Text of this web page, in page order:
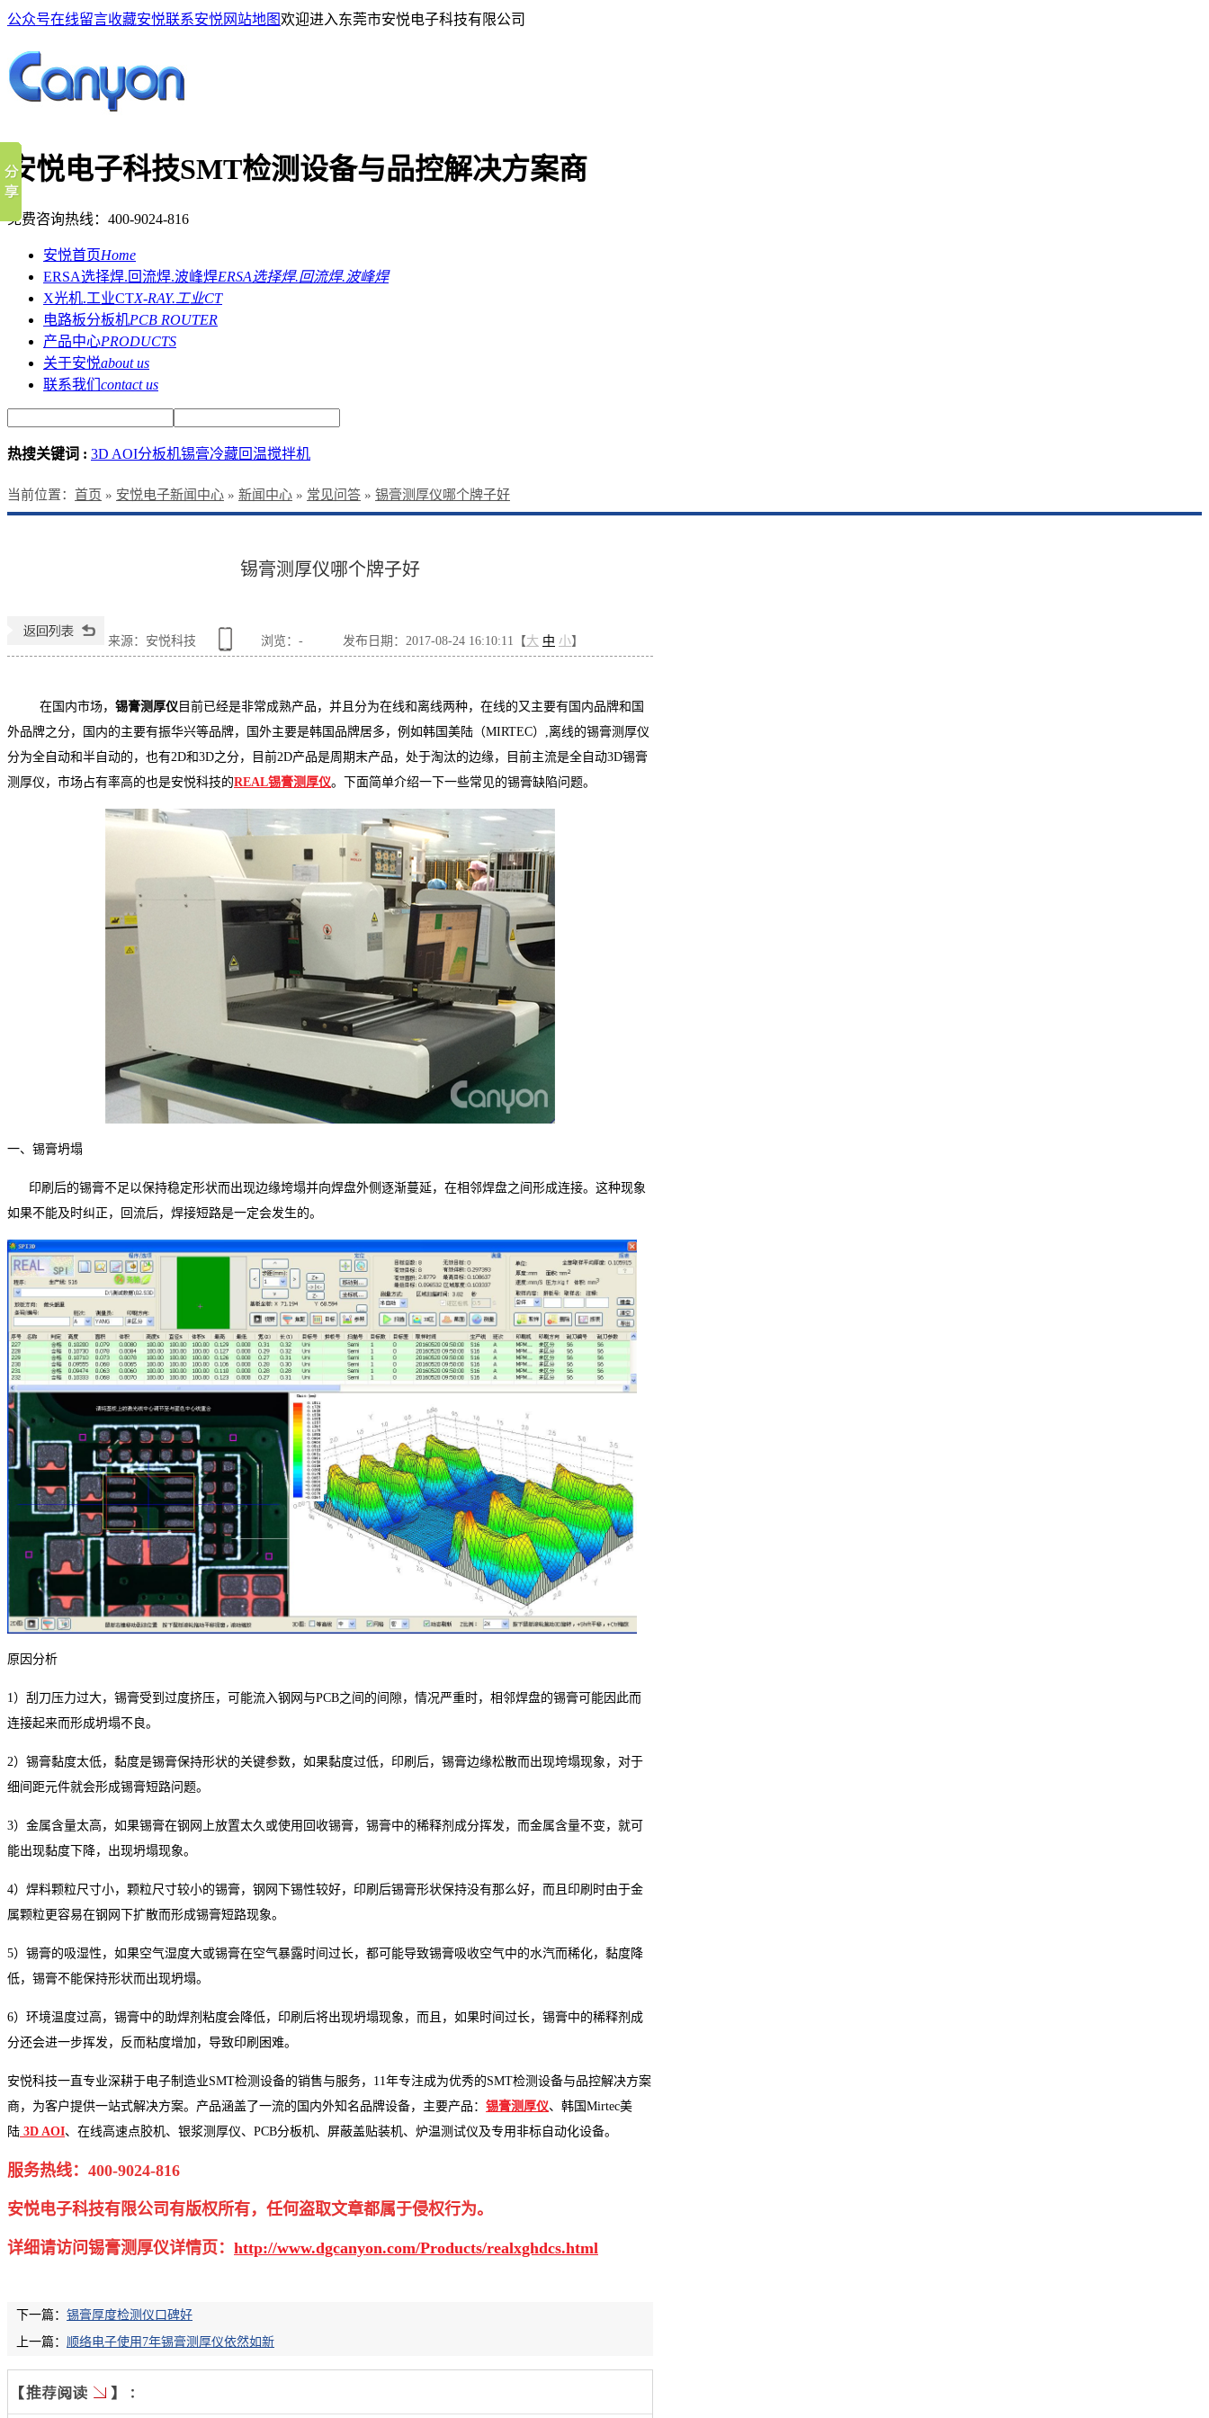
公众号在线留言收藏安悦联系安悦 网站地图欢迎进入东莞市安悦电子科技有限公司
安悦电子科技SMT检测设备与品控解决方案商
免费咨询热线： 400-9024-816
安悦首页Home
ERSA选择焊.回流焊.波峰焊ERSA选择焊.回流焊.波峰焊
X光机.工业CTX-RAY.工业CT
电路板分板机PCB ROUTER
产品中心PRODUCTS
关于安悦about us
联系我们 contact us
热搜关键词 : 3D AOI分板机锡膏冷藏回温搅拌机
当前位置： 首页 » 安悦电子新闻中心 » 新闻中心 » 常见问答 » 锡膏测厚仪哪个牌子好
锡膏测厚仪哪个牌子好
来源：安悦科技 浏览： - 发布日期：2017-08-24 16:10:11【大 中 小】
在国内市场， 锡膏测厚仪 目前已经是非常成熟产品，并且分为在线和离线两种，在线的又主要有国内品牌和国
外品牌之分，国内的主要有振华兴等品牌，国外主要是韩国品牌居多，例如韩国美陆（MIRTEC） ,离线的锡膏测厚仪
分为全自动和半自动的，也有2D和3D之分，目前2D产品是周期末产品，处于淘汰的边缘，目前主流是全自动3D锡膏
测厚仪，市场占有率高的也是安悦科技的REAL锡膏测厚仪。下面简单介绍一下一些常见的锡膏缺陷问题。
一、锡膏坍塌
印刷后的锡膏不足以保持稳定形状而出现边缘垮塌并向焊盘外侧逐渐蔓延，在相邻焊盘之间形成连接。这种现象
如果不能及时纠正，回流后，焊接短路是一定会发生的。
原因分析
1）刮刀压力过大，锡膏受到过度挤压，可能流入钢网与PCB之间的间隙，情况严重时，相邻焊盘的锡膏可能因此而
连接起来而形成坍塌不良。
2）锡膏黏度太低，黏度是锡膏保持形状的关键参数，如果黏度过低，印刷后，锡膏边缘松散而出现垮塌现象，对于
细间距元件就会形成锡膏短路问题。
3）金属含量太高，如果锡膏在钢网上放置太久或使用回收锡膏，锡膏中的稀释剂成分挥发，而金属含量不变，就可
能出现黏度下降，出现坍塌现象。
4）焊料颗粒尺寸小，颗粒尺寸较小的锡膏，钢网下锡性较好，印刷后锡膏形状保持没有那么好，而且印刷时由于金
属颗粒更容易在钢网下扩散而形成锡膏短路现象。
5）锡膏的吸湿性，如果空气湿度大或锡膏在空气暴露时间过长，都可能导致锡膏吸收空气中的水汽而稀化，黏度降
低，锡膏不能保持形状而出现坍塌。
6）环境温度过高，锡膏中的助焊剂粘度会降低，印刷后将出现坍塌现象，而且，如果时间过长，锡膏中的稀释剂成
分还会进一步挥发，反而粘度增加，导致印刷困难。
安悦科技一直专业深耕于电子制造业SMT检测设备的销售与服务， 11年专注成为优秀的SMT检测设备与品控解决方案
商，为客户提供一站式解决方案。产品涵盖了一流的国内外知名品牌设备，主要产品： 锡膏测厚仪、 韩国 Mirtec美
陆 3D AOI、在线高速点胶机、银浆测厚仪、 PCB分板机、屏蔽盖贴装机、炉温测试仪及专用非标自动化设备。
服务热线： 400-9024-816
安悦电子科技有限公司有版权所有，任何盗取文章都属于侵权行为。
详细请访问锡膏测厚仪详情页： http://www.dgcanyon.com/Products/realxghdcs.html
下一篇： 锡膏厚度检测仪口碑好
上一篇： 顺络电子使用7年锡膏测厚仪依然如新